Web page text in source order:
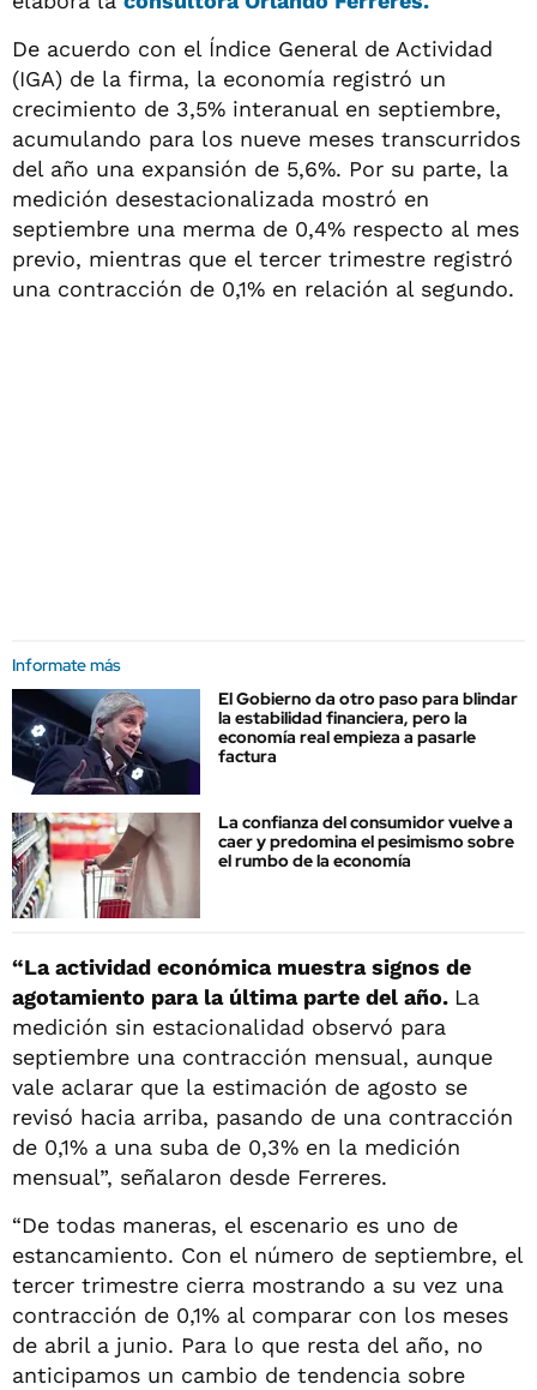
De acuerdo con el Índice General de Actividad
(IGA) de la firma, la economía registró un
crecimiento de 3,5% interanual en septiembre,
acumulando para los nueve meses transcurridos
del año una expansión de 5,6%. Por su parte, la
medición desestacionalizada mostró en
septiembre una merma de 0,4% respecto al mes
previo, mientras que el tercer trimestre registró
una contracción de 0,1% en relación al segundo.
Informate más
El Gobierno da otro paso para blindar
la estabilidad financiera, pero la
economía real empieza a pasarle
factura
La confianza del consumidor vuelve a
caer y predomina el pesimismo sobre
el rumbo de la economía
“La actividad económica muestra signos de
agotamiento para la última parte del año. La
medición sin estacionalidad observó para
septiembre una contracción mensual, aunque
vale aclarar que la estimación de agosto se
revisó hacia arriba, pasando de una contracción
de 0,1% a una suba de 0,3% en la medición
mensual”, señalaron desde Ferreres.
“De todas maneras, el escenario es uno de
estancamiento. Con el número de septiembre, el
tercer trimestre cierra mostrando a su vez una
contracción de 0,1% al comparar con los meses
de abril a junio. Para lo que resta del año, no
anticipamos un cambio de tendencia sobre